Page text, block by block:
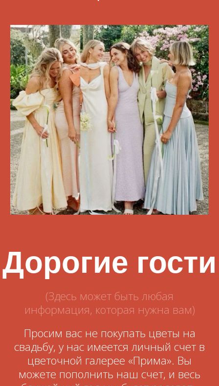
Алкоголь (можно несколько)
Вино
Не пью
Джин
Виски
Останусь на ночь
Телефон
Подтвердите свое присутствие
Предпочтения по горячему блюду
Сергей
Анастасия
and